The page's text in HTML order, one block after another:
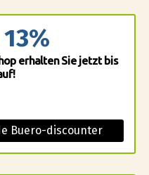
erhalten Sie jetzt bis
Buero-discounter